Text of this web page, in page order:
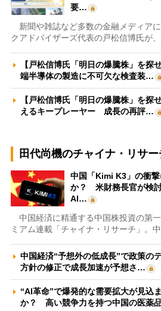
要…
新聞や雑誌など多数の金融メディア
クアドバイザーズ代表の戸松信博氏が
【戸松信博氏「明日の爆騰株」を探
端半導体の製造に不可欠な検査装…
【戸松信博氏「明日の爆騰株」を探
えるキープレーヤー 成長の再評…
田代尚機のチャイナ・リサー
中国「Kimi K3」の衝
か？ 米財務長官が検
AI…
中国経済に精通する中国株投資の第
ミアム連載「チャイナ・リサーチ」。
中国経済“予想外の低成長”で政策
方針の修正で成長加速が予想さ…
“AI革命”で爆発的な需要拡大が見込
か？ 高い競争力を持つ中国の医薬